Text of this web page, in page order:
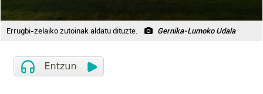
Errugbi-zelaiko zutoinak aldatu dituzte. Gernika-Lumoko Udala